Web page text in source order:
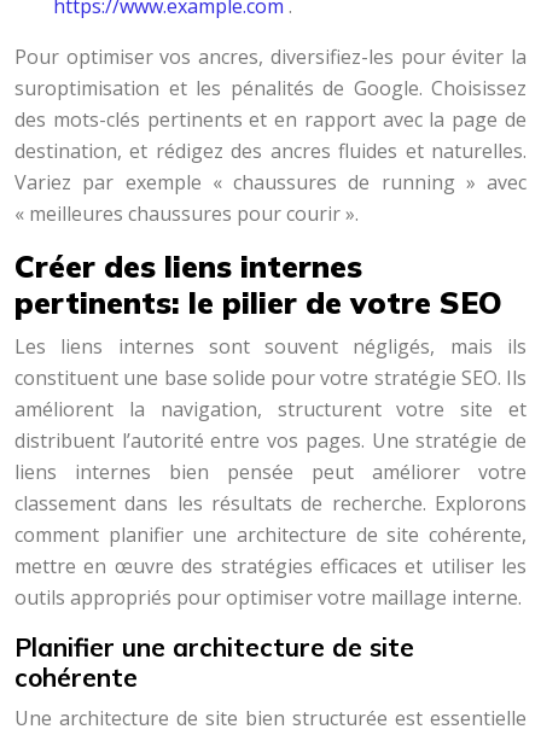
https://www.example.com .
Pour optimiser vos ancres, diversifiez-les pour éviter la
suroptimisation et les pénalités de Google. Choisissez
des mots-clés pertinents et en rapport avec la page de
destination, et rédigez des ancres fluides et naturelles.
Variez par exemple « chaussures de running » avec
« meilleures chaussures pour courir ».
Créer des liens internes
pertinents: le pilier de votre SEO
Les liens internes sont souvent négligés, mais ils
constituent une base solide pour votre stratégie SEO. Ils
améliorent la navigation, structurent votre site et
distribuent l’autorité entre vos pages. Une stratégie de
liens internes bien pensée peut améliorer votre
classement dans les résultats de recherche. Explorons
comment planifier une architecture de site cohérente,
mettre en œuvre des stratégies efficaces et utiliser les
outils appropriés pour optimiser votre maillage interne.
Planifier une architecture de site
cohérente
Une architecture de site bien structurée est essentielle